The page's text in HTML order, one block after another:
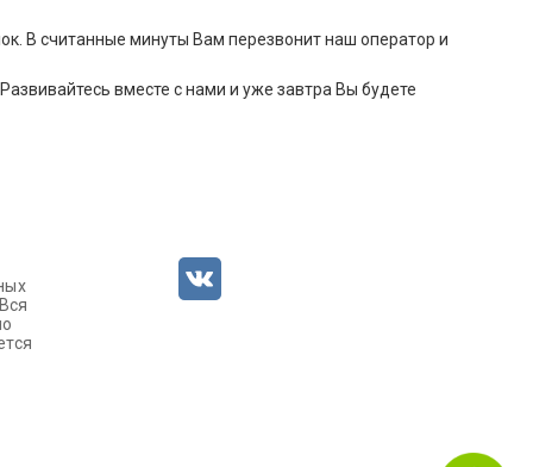
В считанные минуты Вам перезвонит наш оператор и
вместе с нами и уже завтра Вы будете